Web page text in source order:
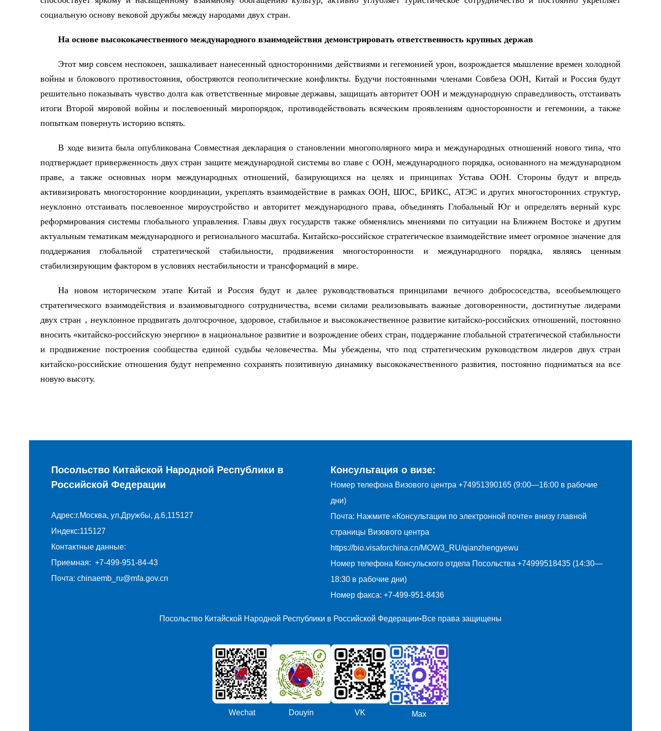
социальную основу вековой дружбы между народами двух стран.
На основе высококачественного международного взаимодействия демонстрировать ответственность крупных держав
Этот мир совсем неспокоен, зашкаливает нанесенный односторонними действиями и гегемонией урон, возрождается мышление времен холодной
войны и блокового противостояния, обостряются геополитические конфликты. Будучи постоянными членами Совбеза ООН, Китай и Россия будут
решительно показывать чувство долга как ответственные мировые державы, защищать авторитет ООН и международную справедливость, отстаивать
итоги Второй мировой войны и послевоенный миропорядок, противодействовать всяческим проявлениям односторонности и гегемонии, а также
попыткам повернуть историю вспять.
В ходе визита была опубликована Совместная декларация о становлении многополярного мира и международных отношений нового типа, что
подтверждает приверженность двух стран защите международной системы во главе с ООН, международного порядка, основанного на международном
праве, а также основных норм международных отношений, базирующихся на целях и принципах Устава ООН. Стороны будут и впредь
активизировать многосторонние координации, укреплять взаимодействие в рамках ООН, ШОС, БРИКС, АТЭС и других многосторонних структур,
неуклонно отстаивать послевоенное мироустройство и авторитет международного права, объединять Глобальный Юг и определять верный курс
реформирования системы глобального управления. Главы двух государств также обменялись мнениями по ситуации на Ближнем Востоке и другим
актуальным тематикам международного и регионального масштаба. Китайско-российское стратегическое взаимодействие имеет огромное значение для
поддержания глобальной стратегической стабильности, продвижения многосторонности и международного порядка, являясь ценным
стабилизирующим фактором в условиях нестабильности и трансформаций в мире.
На новом историческом этапе Китай и Россия будут и далее руководствоваться принципами вечного добрососедства, всеобъемлющего
стратегического взаимодействия и взаимовыгодного сотрудничества, всеми силами реализовывать важные договоренности, достигнутые лидерами
двух стран，неуклонное продвигать долгосрочное, здоровое, стабильное и высококачественное развитие китайско-российских отношений, постоянно
вносить «китайско-российскую энергию» в национальное развитие и возрождение обеих стран, поддержание глобальной стратегической стабильности
и продвижение построения сообщества единой судьбы человечества. Мы убеждены, что под стратегическим руководством лидеров двух стран
китайско-российские отношения будут непременно сохранять позитивную динамику высококачественного развития, постоянно подниматься на все
новую высоту.
Посольство Китайской Народной Республики в
Российской Федерации
Адрес:г.Москва, ул.Дружбы, д.6,115127
Индекс:115127
Контактные данные:
Приемная: +7-499-951-84-43
Почта: chinaemb_ru@mfa.gov.cn
Консультация о визе:
Номер телефона Визового центра +74951390165 (9:00—16:00 в рабочие
дни)
Почта: Нажмите «Консультации по электронной почте» внизу главной
страницы Визового центра
https://bio.visaforchina.cn/MOW3_RU/qianzhengyewu
Номер телефона Консульского отдела Посольства +74999518435 (14:30—
18:30 в рабочие дни)
Номер факса: +7-499-951-8436
Посольство Китайской Народной Республики в Российской Федерации•Все права защищены
Wechat Douyin VK Max